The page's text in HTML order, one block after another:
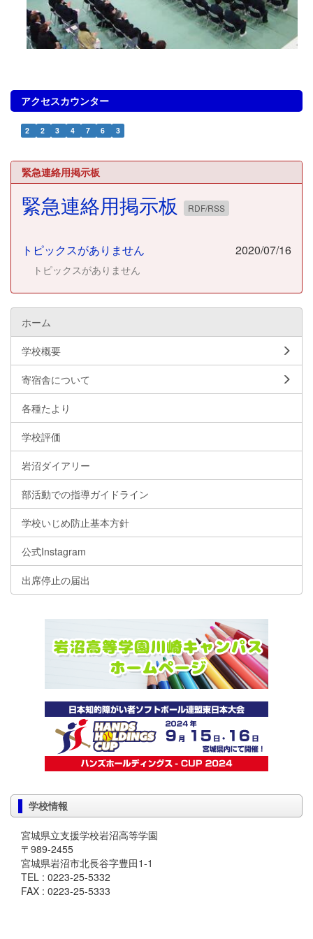
アクセスカウンター
2 2 3 4 7 6 3
緊急連絡用掲示板
緊急連絡用掲示板 RDF/RSS
トピックスがありません 2020/07/16
トピックスがありません
ホーム
学校概要
寄宿舎について
各種たより
学校評価
岩沼ダイアリー
部活動での指導ガイドライン
学校いじめ防止基本方針
公式Instagram
出席停止の届出
学校情報
宮城県立支援学校岩沼高等学園
〒989-2455
宮城県岩沼市北長谷字豊田1-1
TEL : 0223-25-5332
FAX : 0223-25-5333